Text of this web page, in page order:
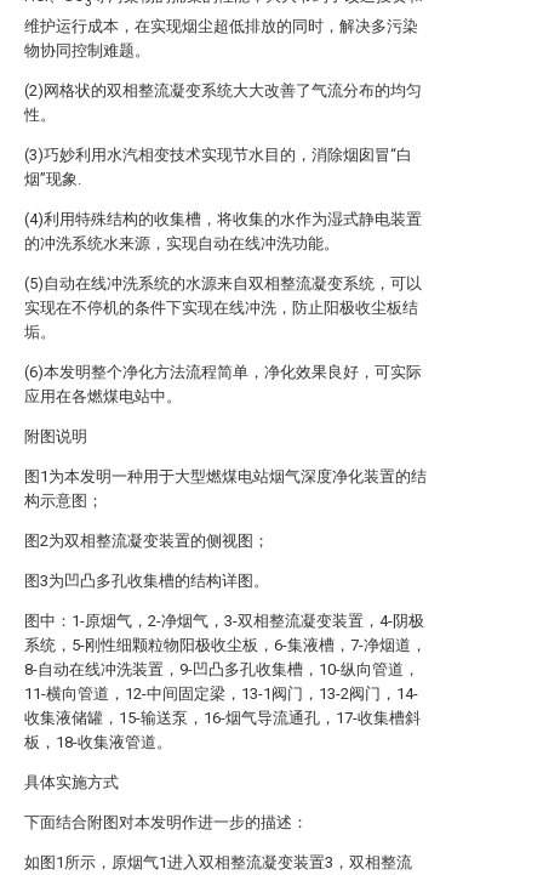
维护运行成本，在实现烟尘超低排放的同时，解决多污染
物协同控制难题。
(2)网格状的双相整流凝变系统大大改善了气流分布的均匀
性。
(3)巧妙利用水汽相变技术实现节水目的，消除烟囱冒“白
烟”现象.
(4)利用特殊结构的收集槽，将收集的水作为湿式静电装置
的冲洗系统水来源，实现自动在线冲洗功能。
(5)自动在线冲洗系统的水源来自双相整流凝变系统，可以
实现在不停机的条件下实现在线冲洗，防止阳极收尘板结
垢。
(6)本发明整个净化方法流程简单，净化效果良好，可实际
应用在各燃煤电站中。
附图说明
图1为本发明一种用于大型燃煤电站烟气深度净化装置的结
构示意图；
图2为双相整流凝变装置的侧视图；
图3为凹凸多孔收集槽的结构详图。
图中：1-原烟气，2-净烟气，3-双相整流凝变装置，4-阴极
系统，5-刚性细颗粒物阳极收尘板，6-集液槽，7-净烟道，
8-自动在线冲洗装置，9-凹凸多孔收集槽，10-纵向管道，
11-横向管道，12-中间固定梁，13-1阀门，13-2阀门，14-
收集液储罐，15-输送泵，16-烟气导流通孔，17-收集槽斜
板，18-收集液管道。
具体实施方式
下面结合附图对本发明作进一步的描述：
如图1所示，原烟气1进入双相整流凝变装置3，双相整流